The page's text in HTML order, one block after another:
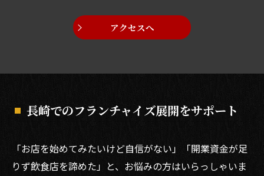
アクセスへ
長崎でのフランチャイズ展開をサポート
「お店を始めてみたいけど自信がない」「開業資金が足
りず飲食店を諦めた」と、お悩みの方はいらっしゃいま